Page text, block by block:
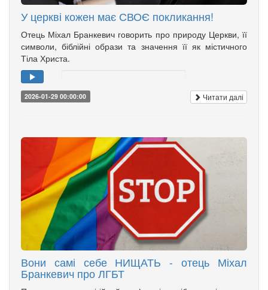
У церкві кожен має СВОЄ покликання!
Отець Міхал Бранкевич говорить про природу Церкви, її
символи, біблійні образи та значення її як містичного
Тіла Христа.
2026-01-29 00:00:00 Читати далі
Вони самі себе НИЩАТЬ - отець Міхал
Бранкевич про ЛГБТ